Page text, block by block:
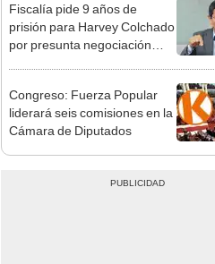
Fiscalía pide 9 años de
prisión para Harvey Colchado
por presunta negociación
Congreso: Fuerza Popular
liderará seis comisiones en la
Cámara de Diputados